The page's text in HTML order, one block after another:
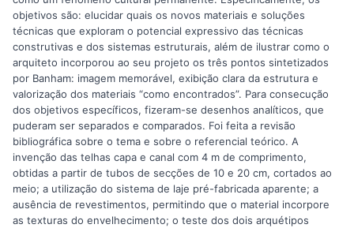
objetivos são: elucidar quais os novos materiais e soluções
técnicas que exploram o potencial expressivo das técnicas
construtivas e dos sistemas estruturais, além de ilustrar como o
arquiteto incorporou ao seu projeto os três pontos sintetizados
por Banham: imagem memorável, exibição clara da estrutura e
valorização dos materiais “como encontrados”. Para consecução
dos objetivos específicos, fizeram-se desenhos analíticos, que
puderam ser separados e comparados. Foi feita a revisão
bibliográfica sobre o tema e sobre o referencial teórico. A
invenção das telhas capa e canal com 4 m de comprimento,
obtidas a partir de tubos de secções de 10 e 20 cm, cortados ao
meio; a utilização do sistema de laje pré-fabricada aparente; a
ausência de revestimentos, permitindo que o material incorpore
as texturas do envelhecimento; o teste dos dois arquétipos